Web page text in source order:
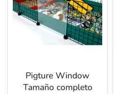
Pigture Window
Tamaño completo